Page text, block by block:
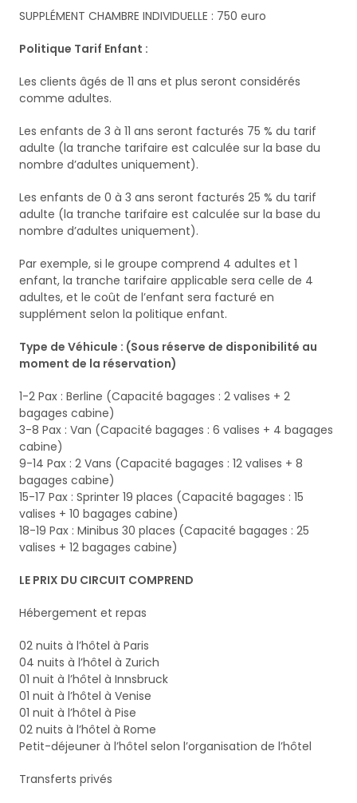
SUPPLÉMENT CHAMBRE INDIVIDUELLE : 750 euro
Politique Tarif Enfant :
Les clients âgés de 11 ans et plus seront considérés
comme adultes.
Les enfants de 3 à 11 ans seront facturés 75 % du tarif
adulte (la tranche tarifaire est calculée sur la base du
nombre d’adultes uniquement).
Les enfants de 0 à 3 ans seront facturés 25 % du tarif
adulte (la tranche tarifaire est calculée sur la base du
nombre d’adultes uniquement).
Par exemple, si le groupe comprend 4 adultes et 1
enfant, la tranche tarifaire applicable sera celle de 4
adultes, et le coût de l’enfant sera facturé en
supplément selon la politique enfant.
Type de Véhicule : (Sous réserve de disponibilité au
moment de la réservation)
1-2 Pax : Berline (Capacité bagages : 2 valises + 2
bagages cabine)
3-8 Pax : Van (Capacité bagages : 6 valises + 4 bagages
cabine)
9-14 Pax : 2 Vans (Capacité bagages : 12 valises + 8
bagages cabine)
15-17 Pax : Sprinter 19 places (Capacité bagages : 15
valises + 10 bagages cabine)
18-19 Pax : Minibus 30 places (Capacité bagages : 25
valises + 12 bagages cabine)
LE PRIX DU CIRCUIT COMPREND
Hébergement et repas
02 nuits à l’hôtel à Paris
04 nuits à l’hôtel à Zurich
01 nuit à l’hôtel à Innsbruck
01 nuit à l’hôtel à Venise
01 nuit à l’hôtel à Pise
02 nuits à l’hôtel à Rome
Petit-déjeuner à l’hôtel selon l’organisation de l’hôtel
Transferts privés